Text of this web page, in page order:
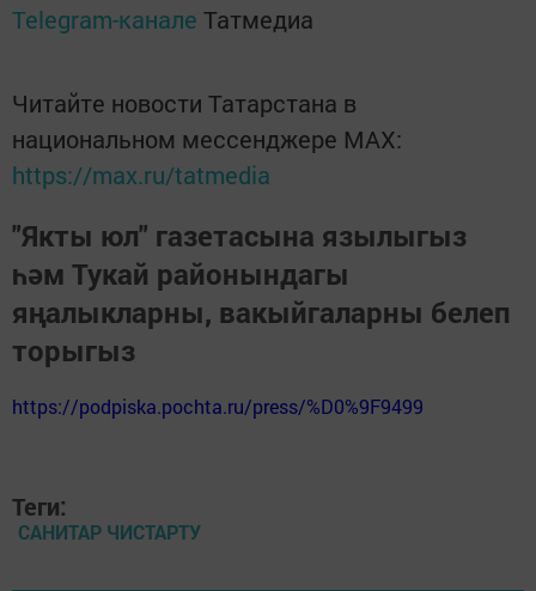
Telegram-канале Татмедиа
Читайте новости Татарстана в
национальном мессенджере MАХ:
https://max.ru/tatmedia
"Якты юл" газетасына язылыгыз
һәм Тукай районындагы
яңалыкларны, вакыйгаларны белеп
торыгыз
https://podpiska.pochta.ru/press/%D0%9F9499
Теги:
САНИТАР ЧИСТАРТУ